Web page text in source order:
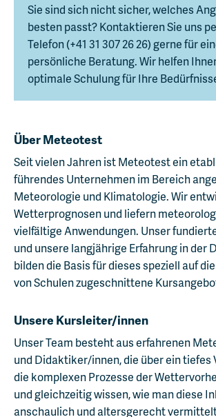
Sie sind sich nicht sicher, welches
besten passt? Kontaktieren Sie uns
Telefon (+41 31 307 26 26) gerne für
persönliche Beratung. Wir helfen
optimale Schulung für Ihre
Über Meteotest
Seit vielen Jahren ist Meteotest ein
führendes Unternehmen im Bereich
Meteorologie und Klimatologie. Wir
Wetterprognosen und liefern
vielfältige Anwendungen. Unser
und unsere langjährige Erfahrung in der
bilden die Basis für dieses speziell auf
von Schulen zugeschnittene
Unsere Kursleiter/innen
Unser Team besteht aus erfahrenen
und Didaktiker/innen, die über ein tiefes
die komplexen Prozesse der
und gleichzeitig wissen, wie man diese
anschaulich und altersgerecht